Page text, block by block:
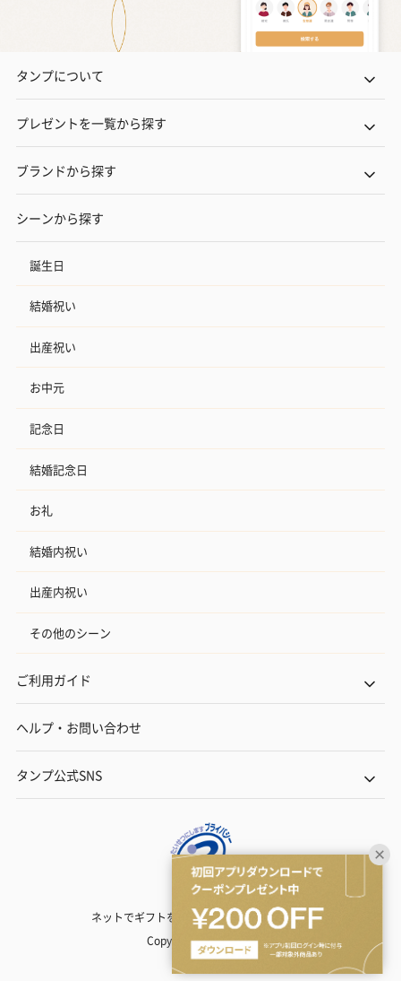
タンプについて
プレゼントを一覧から探す
ブランドから探す
シーンから探す
誕生日
結婚祝い
出産祝い
お中元
記念日
結婚記念日
お礼
結婚内祝い
出産内祝い
その他のシーン
ご利用ガイド
ヘルプ・お問い合わせ
タンプ公式SNS
ネットでギフトを贈るなら | TANP（タンプ）
Copyright© TANP Inc.